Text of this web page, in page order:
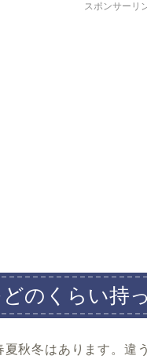
スポンサーリ
どのくらい持
夏秋冬はあります。違